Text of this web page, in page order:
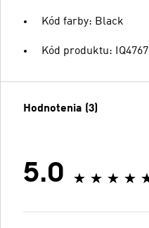
Kód farby: Black
Kód produktu: IQ4767
Hodnotenia (3)
5.0